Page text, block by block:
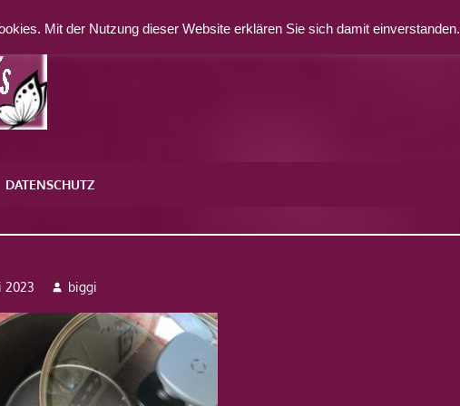
DATENSCHUTZ
2023 biggi
Mit der Nutzung dieser Website erklären Sie sich damit einverstanden.